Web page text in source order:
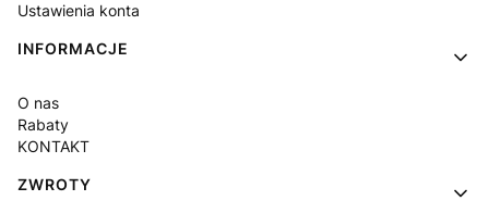
Ustawienia konta
INFORMACJE
O nas
Rabaty
KONTAKT
ZWROTY